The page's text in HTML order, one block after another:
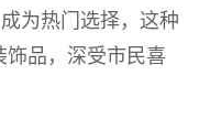
为热门选择，这种
品，深受市民喜